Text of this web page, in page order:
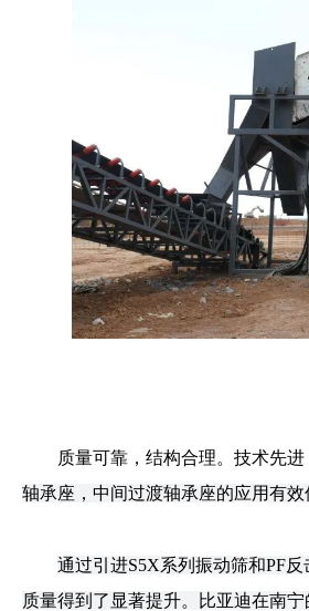
质量可靠，结构合理。 技术先进
轴承座，中间过渡轴承座的应用有
通过引进S5X系列振动筛和PF
质量得到了显著提升。比亚迪在南